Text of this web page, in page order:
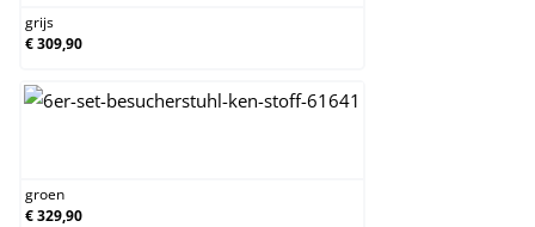
grijs
€ 309,90
groen
€ 329,90